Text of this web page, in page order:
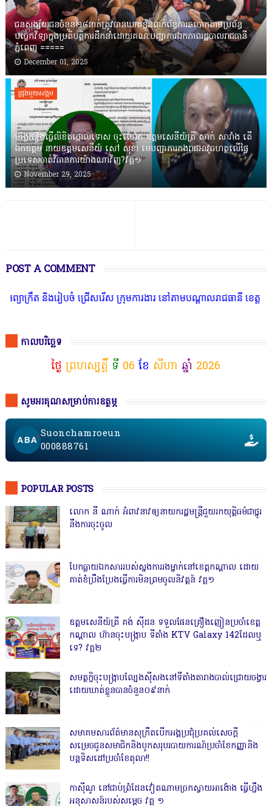
ជនសង្ស័យជនចំនួន២៨នាក់ត្រូវបានឃាត់ខ្លួនពាក់ព័ន្ធការឆបោកតាមប្រព័ន្ធ
បច្ចេកវិទ្យាក្នុងប្រតិបត្តិការដឹកនាំដោយគណៈបញ្ជាការឯកភាពរដ្ឋបាលរាជធានី
ភ្នំពេញ ‎=====
December 01, 2025
ជ្រុងមួយសង្គម
បង្វែររឿងធ្វើលិខិតថ្កោលទោស ចុះលោក ឧត្តមសេនីយ៍ត្រី សាក់ សារាំង តើ
ឯកឧត្តម នាយឧត្តមសេនីយ៍ សៅ សុខា មេបញ្ជាការកងរាជអាវុធហត្ថលើផ្ទៃ
ប្រទេសចាត់វិធានការយ៉ាងណាវិញ?វគ្គ១
November 29, 2025
POST A COMMENT
ៀបចំ ជ្រើសរើស ក្រុមការងារ នៅតាមបណ្តាលរាជធានី ខេត្ត មានចំណា
កាលបរិច្ឆេទ
ថ្ងៃ ព្រហស្បត្តិ៍ ទី 06 ខែ សីហា ឆ្នាំ 2026
សូមអរគុណសម្រាប់ការឧត្ថម្ភ
Suonchamroeun
000888761
POPULAR POSTS
លោក នី ណាក់ អំពាវនាវឲ្យនាយករដ្ឋមន្ត្រីជួយរកយុត្តិធម៌ជាថ្នូរ
នឹងការចុះចូល
បែកធ្លាយឯកសាររបស់ស្នងការរងម្នាក់នៅខេត្តកណ្ដាល ដោយ
គាត់ខំប្រឹងប្រែងធ្វើការមិនព្រមចូលនិវត្តន៍ វគ្គ១
ឧត្តមសេនីយ៍ត្រី គង់ ស៊ីដន ទទួលផែនគ្រឿងញៀនប្រចាំខេត្ត
កណ្តាល ហ៊ានចុះបង្ក្រាប ទីតាំង KTV Galaxy 142ដែលឬ
ទេ? វគ្គ២
សមត្ថកិ្ចចុះបង្ក្រាបល្បែងស៊ីសងនៅទីតាំងតារាងបាល់ជ្រោយចង្វារ
ដោយឃាត់ខ្លួនបានចំនួន០៩នាក់
សមាគមសារព័ត៌មានសុក្រឹតបើកអង្គប្រជុំប្រគល់សេចក្តី
សម្រេចជូនសមាជិកនិងបូកសរុបរបាយការណ៍ប្រចាំខែកញ្ញានិង
បន្តទិសដៅប្រចាំខែតុលា!!
កាសុីណូ នៅជាប់ព្រំដែនវៀតណាមច្រកស្វាយអាង៉ោង ធ្វើហ្នឹង
អនុសាសន៍របស់សម្ដេច វគ្គ ១